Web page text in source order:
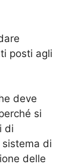
posti agli
deve
si
di
sistema di
delle